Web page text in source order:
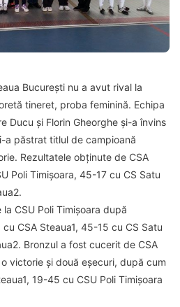
București nu a avut rival la
tineret, proba feminină. Echipa
Ducu și Florin Gheorghe și-a învins
a păstrat titlul de campioană
Rezultatele obținute de CSA
Poli Timișoara, 45-17 cu CS Satu
CSU Poli Timișoara după
CSA Steaua1, 45-15 cu CS Satu
Bronzul a fost cucerit de CSA
victorie și două eșecuri, după cum
19-45 cu CSU Poli Timișoara